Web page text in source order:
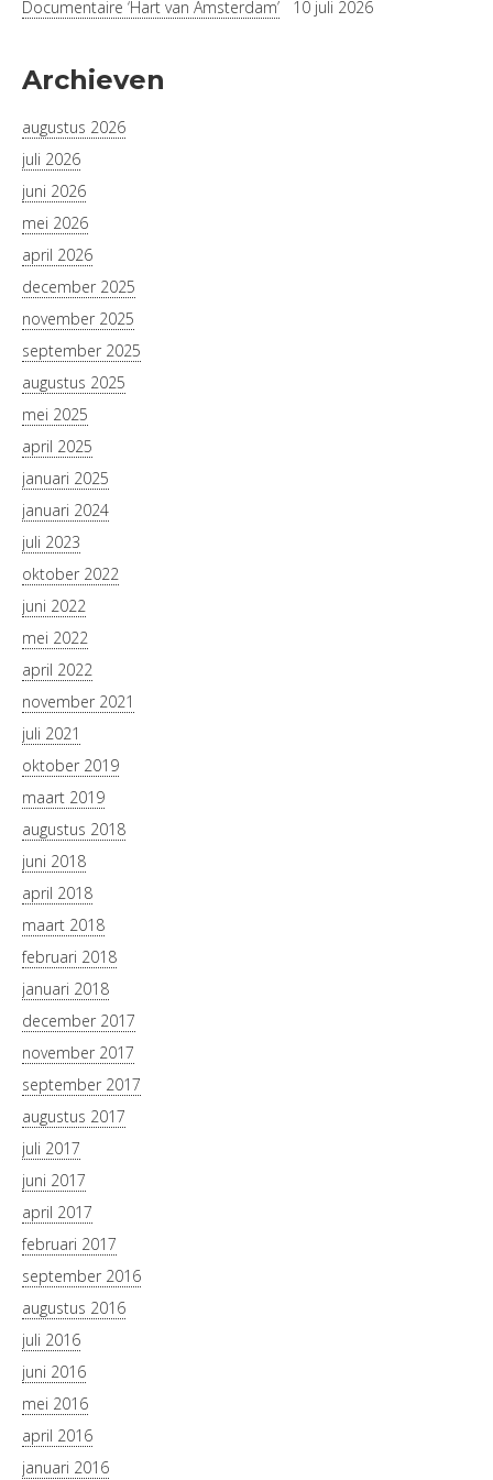
Documentaire ‘Hart van Amsterdam’ 10 juli 2026
Archieven
augustus 2026
juli 2026
juni 2026
mei 2026
april 2026
december 2025
november 2025
september 2025
augustus 2025
mei 2025
april 2025
januari 2025
januari 2024
juli 2023
oktober 2022
juni 2022
mei 2022
april 2022
november 2021
juli 2021
oktober 2019
maart 2019
augustus 2018
juni 2018
april 2018
maart 2018
februari 2018
januari 2018
december 2017
november 2017
september 2017
augustus 2017
juli 2017
juni 2017
april 2017
februari 2017
september 2016
augustus 2016
juli 2016
juni 2016
mei 2016
april 2016
januari 2016